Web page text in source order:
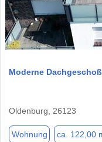
Moderne
Oldenburg, 26123
Wohnung ca. 122,00